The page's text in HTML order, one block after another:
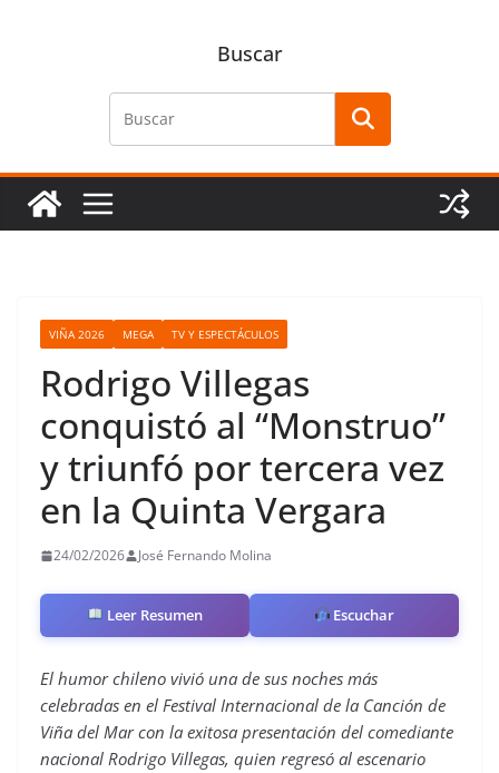
Buscar
VIÑA 2026 MEGA TV Y ESPECTÁCULOS
Rodrigo Villegas
conquistó al “Monstruo”
y triunfó por tercera vez
en la Quinta Vergara
24/02/2026 José Fernando Molina
Leer Resumen Escuchar
El humor chileno vivió una de sus noches más
celebradas en el Festival Internacional de la Canción de
Viña del Mar con la exitosa presentación del comediante
nacional Rodrigo Villegas, quien regresó al escenario